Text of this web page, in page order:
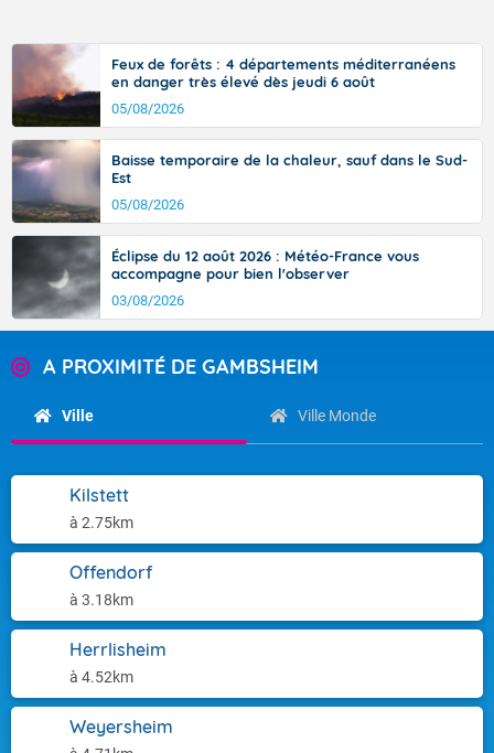
Feux de forêts : 4 départements méditerranéens
en danger très élevé dès jeudi 6 août
05/08/2026
Baisse temporaire de la chaleur, sauf dans le Sud-
Est
05/08/2026
Éclipse du 12 août 2026 : Météo-France vous
accompagne pour bien l'observer
03/08/2026
A PROXIMITÉ DE GAMBSHEIM
Ville Ville Monde
Kilstett
à 2.75km
Offendorf
à 3.18km
Herrlisheim
à 4.52km
Weyersheim